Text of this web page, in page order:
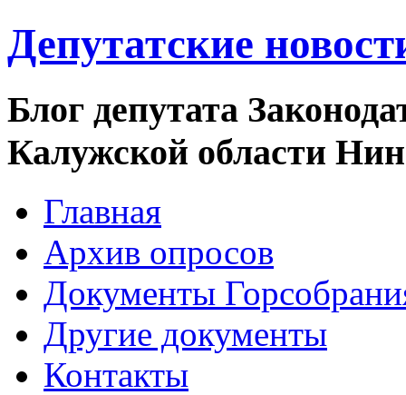
Депутатские
Блог депутата
Калужской области
Главная
Архив опросов
Документы
Другие документы
Контакты